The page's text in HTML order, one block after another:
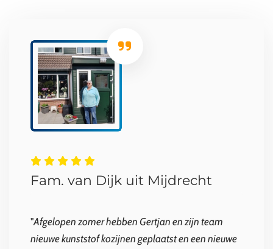
Fam. van Dijk uit Mijdrecht
"Afgelopen zomer hebben Gertjan en zijn team
nieuwe kunststof kozijnen geplaatst en een nieuwe